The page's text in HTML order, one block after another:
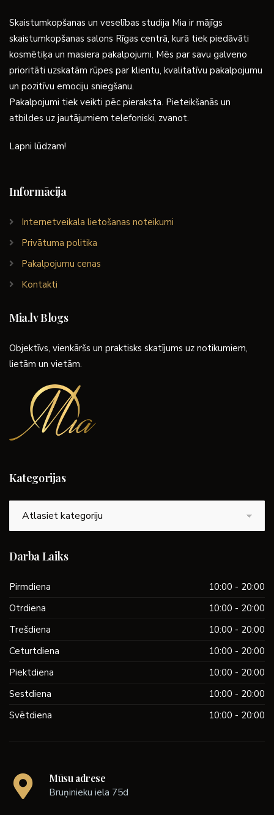
Skaistumkopšanas un veselības studija Mia ir mājīgs
skaistumkopšanas salons Rīgas centrā, kurā tiek piedāvāti
kosmētiķa un masiera pakalpojumi. Mēs par savu galveno
prioritāti uzskatām rūpes par klientu, kvalitatīvu pakalpojumu
un pozitīvu emociju sniegšanu.
Pakalpojumi tiek veikti pēc pieraksta. Pieteikšanās un
atbildes uz jautājumiem telefoniski, zvanot.
Lapni lūdzam!
Informācija
Internetveikala lietošanas noteikumi
Privātuma politika
Pakalpojumu cenas
Kontakti
Mia.lv Blogs
Objektīvs, vienkāršs un praktisks skatījums uz notikumiem,
lietām un vietām.
Kategorijas
Darba Laiks
Pirmdiena
10:00 - 20:00
Otrdiena
10:00 - 20:00
Trešdiena
10:00 - 20:00
Ceturtdiena
10:00 - 20:00
Piektdiena
10:00 - 20:00
Sestdiena
10:00 - 20:00
Svētdiena
10:00 - 20:00
Mūsu adrese
Bruņinieku iela 75d